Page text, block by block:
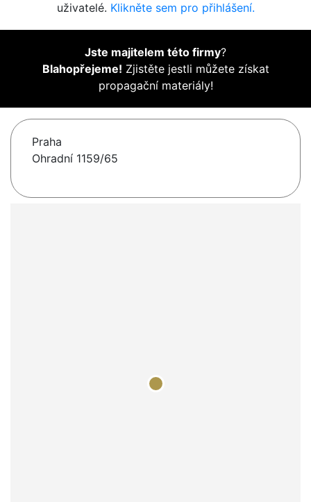
uživatelé. Klikněte sem pro přihlášení.
Jste majitelem této firmy?
Blahopřejeme! Zjistěte jestli můžete získat
propagační materiály!
Praha
Ohradní 1159/65